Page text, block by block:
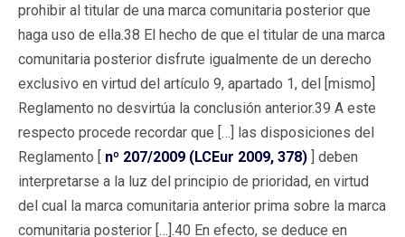
prohibir al titular de una marca comunitaria posterior que
haga uso de ella.38 El hecho de que el titular de una marca
comunitaria posterior disfrute igualmente de un derecho
exclusivo en virtud del artículo 9, apartado 1, del [mismo]
Reglamento no desvirtúa la conclusión anterior.39 A este
respecto procede recordar que […] las disposiciones del
Reglamento [ nº 207/2009 (LCEur 2009, 378) ] deben
interpretarse a la luz del principio de prioridad, en virtud
del cual la marca comunitaria anterior prima sobre la marca
comunitaria posterior […].40 En efecto, se deduce en